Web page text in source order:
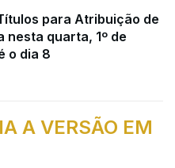
para Atribuição de
nesta quarta, 1º de
o dia 8
A VERSÃO EM